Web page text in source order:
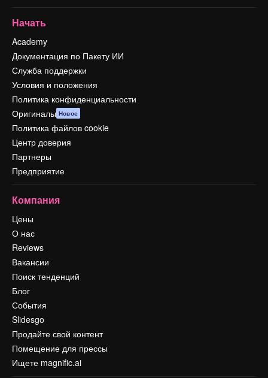
Начать
Academy
Документация по Пакету ИИ
Служба поддержки
Условия и положения
Политика конфиденциальности
Оригиналы Новое
Политика файлов cookie
Центр доверия
Партнеры
Предприятие
Компания
Цены
О нас
Reviews
Вакансии
Поиск тенденций
Блог
События
Slidesgo
Продайте свой контент
Помещение для прессы
Ищете magnific.ai